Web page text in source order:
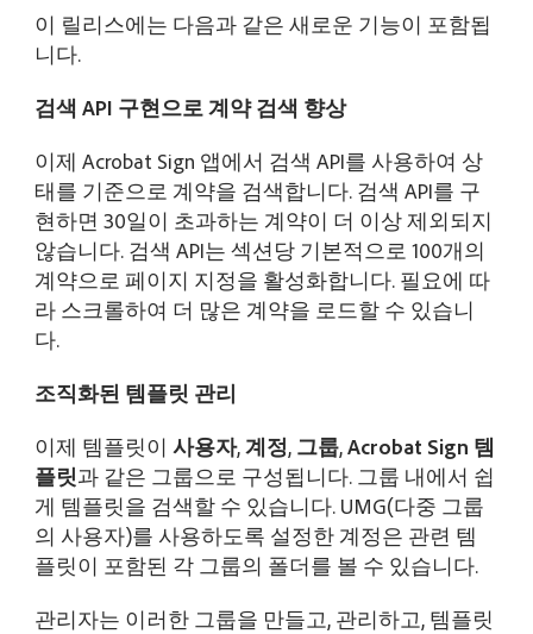
이 릴리스에는 다음과 같은 새로운 기능이 포함됩
니다.
검색 API 구현으로 계약 검색 향상
이제 Acrobat Sign 앱에서 검색 API를 사용하여 상
태를 기준으로 계약을 검색합니다. 검색 API를 구
현하면 30일이 초과하는 계약이 더 이상 제외되지
않습니다. 검색 API는 섹션당 기본적으로 100개의
계약으로 페이지 지정을 활성화합니다. 필요에 따
라 스크롤하여 더 많은 계약을 로드할 수 있습니
다.
조직화된 템플릿 관리
이제 템플릿이사용자,계정, 그룹,Acrobat Sign 템
플릿과 같은 그룹으로 구성됩니다. 그룹 내에서 쉽
게 템플릿을 검색할 수 있습니다. UMG(다중 그룹
의 사용자)를 사용하도록 설정한 계정은 관련 템
플릿이 포함된 각 그룹의 폴더를 볼 수 있습니다.
관리자는 이러한 그룹을 만들고, 관리하고, 템플릿